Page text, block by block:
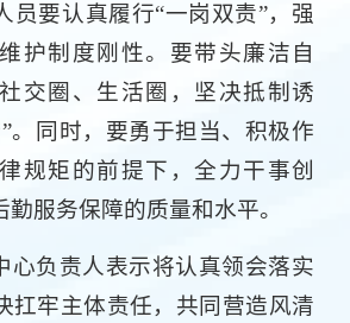
员要认真履行“一岗双责”，强
护制度刚性。要带头廉洁自
交圈、生活圈，坚决抵制诱
。同时，要勇于担当、积极作
规矩的前提下，全力干事创
服务保障的质量和水平。
心负责人表示将认真领会落实
扛牢主体责任，共同营造风清